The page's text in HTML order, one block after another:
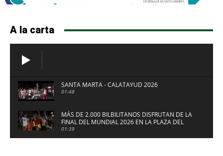
A la carta
SANTA MARTA - CALATAYUD 2026
01:48
MÁS DE 2.000 BILBILITANOS DISFRUTAN DE LA
FINAL DEL MUNDIAL 2026 EN LA PLAZA DEL
FUERTE DE CALATAYUD
01:39